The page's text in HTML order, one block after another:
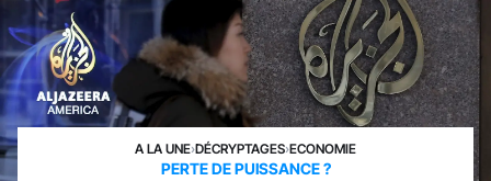
A LA UNE›DÉCRYPTAGES›ECONOMIE
PERTE DE PUISSANCE ?